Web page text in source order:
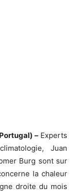
– Experts
Juan
Burg sont sur
la chaleur
droite du mois